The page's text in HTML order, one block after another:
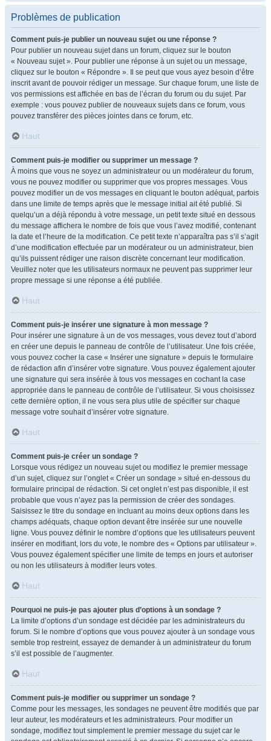
Problèmes de publication
Comment puis-je publier un nouveau sujet ou une réponse ?
Pour publier un nouveau sujet dans un forum, cliquez sur le bouton
« Nouveau sujet ». Pour publier une réponse à un sujet ou un message,
cliquez sur le bouton « Répondre ». Il se peut que vous ayez besoin d’être
inscrit avant de pouvoir rédiger un message. Sur chaque forum, une liste de
vos permissions est affichée en bas de l’écran du forum ou du sujet. Par
exemple : vous pouvez publier de nouveaux sujets dans ce forum, vous
pouvez transférer des pièces jointes dans ce forum, etc.
Haut
Comment puis-je modifier ou supprimer un message ?
À moins que vous ne soyez un administrateur ou un modérateur du forum,
vous ne pouvez modifier ou supprimer que vos propres messages. Vous
pouvez modifier un de vos messages en cliquant le bouton adéquat, parfois
dans une limite de temps après que le message initial ait été publié. Si
quelqu’un a déjà répondu à votre message, un petit texte situé en dessous
du message affichera le nombre de fois que vous l’avez modifié, contenant
la date et l’heure de la modification. Ce petit texte n’apparaîtra pas s’il s’agit
d’une modification effectuée par un modérateur ou un administrateur, bien
qu’ils puissent rédiger une raison discrète concernant leur modification.
Veuillez noter que les utilisateurs normaux ne peuvent pas supprimer leur
propre message si une réponse a été publiée.
Haut
Comment puis-je insérer une signature à mon message ?
Pour insérer une signature à un de vos messages, vous devez tout d’abord
en créer une depuis le panneau de contrôle de l’utilisateur. Une fois créée,
vous pouvez cocher la case « Insérer une signature » depuis le formulaire
de rédaction afin d’insérer votre signature. Vous pouvez également ajouter
une signature qui sera insérée à tous vos messages en cochant la case
appropriée dans le panneau de contrôle de l’utilisateur. Si vous choisissez
cette dernière option, il ne vous sera plus utile de spécifier sur chaque
message votre souhait d’insérer votre signature.
Haut
Comment puis-je créer un sondage ?
Lorsque vous rédigez un nouveau sujet ou modifiez le premier message
d’un sujet, cliquez sur l’onglet « Créer un sondage » situé en-dessous du
formulaire principal de rédaction. Si cet onglet n’est pas disponible, il est
probable que vous n’ayez pas la permission de créer des sondages.
Saisissez le titre du sondage en incluant au moins deux options dans les
champs adéquats, chaque option devant être insérée sur une nouvelle
ligne. Vous pouvez définir le nombre d’options que les utilisateurs peuvent
insérer en modifiant, lors du vote, le nombre des « Options par utilisateur ».
Vous pouvez également spécifier une limite de temps en jours et autoriser
ou non les utilisateurs à modifier leurs votes.
Haut
Pourquoi ne puis-je pas ajouter plus d’options à un sondage ?
La limite d’options d’un sondage est décidée par les administrateurs du
forum. Si le nombre d’options que vous pouvez ajouter à un sondage vous
semble trop restreint, essayez de demander à un administrateur du forum
s’il est possible de l’augmenter.
Haut
Comment puis-je modifier ou supprimer un sondage ?
Comme pour les messages, les sondages ne peuvent être modifiés que par
leur auteur, les modérateurs et les administrateurs. Pour modifier un
sondage, modifiez tout simplement le premier message du sujet car le